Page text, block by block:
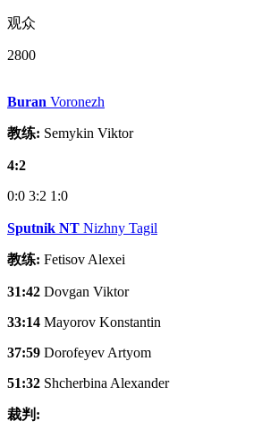
观众
2800
Buran Voronezh
教练: Semykin Viktor
4:2
0:0 3:2 1:0
Sputnik NT Nizhny Tagil
教练: Fetisov Alexei
31:42 Dovgan Viktor
33:14 Mayorov Konstantin
37:59 Dorofeyev Artyom
51:32 Shcherbina Alexander
裁判: